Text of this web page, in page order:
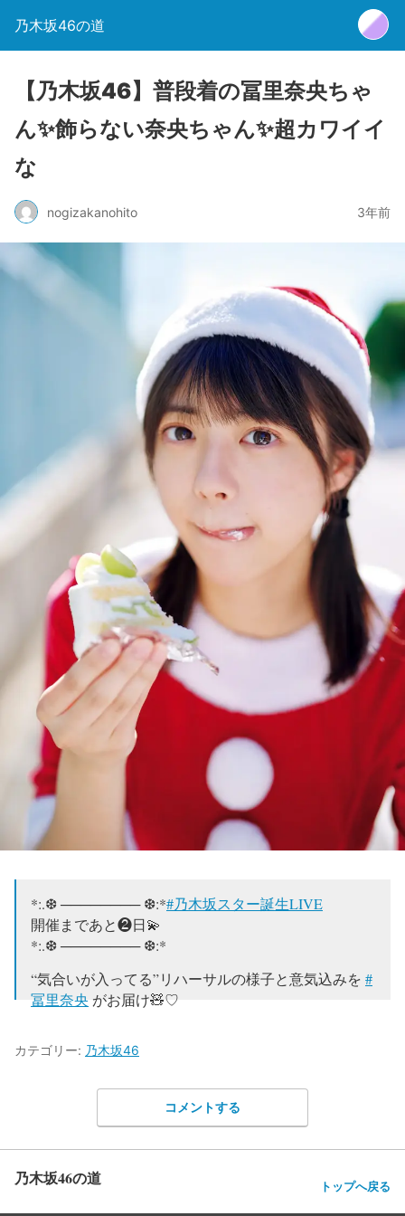
乃木坂46の道
【乃木坂46】普段着の冨里奈央ちゃ
ん✨飾らない奈央ちゃん✨超カワイイ
な
nogizakanohito 3年前
*:.❆ ──────── ❆:*#乃木坂スター誕生LIVE
開催まであと❷日💫
*:.❆ ──────── ❆:*
“気合いが入ってる”リハーサルの様子と意気込みを #
冨里奈央 がお届け🧸♡
#オズワルドpic.twitter.com/8OMeZgJmEi
— 超・乃木坂スター誕生！【公式】 (@nogista_ntv)
カテゴリー: 乃木坂46
コメントする
乃木坂46の道 トップへ戻る